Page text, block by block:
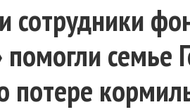
сотрудники
помогли семье
потере